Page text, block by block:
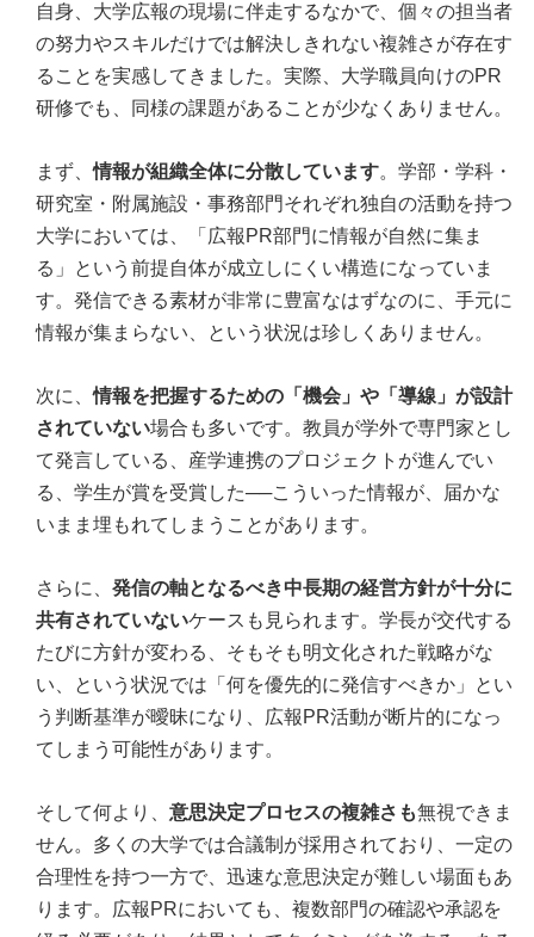
自身、大学広報の現場に伴走するなかで、個々の担当者
の努力やスキルだけでは解決しきれない複雑さが存在す
ることを実感してきました。実際、大学職員向けのPR
研修でも、同様の課題があることが少なくありません。
まず、情報が組織全体に分散しています。学部・学科・
研究室・附属施設・事務部門それぞれ独自の活動を持つ
大学においては、「広報PR部門に情報が自然に集ま
る」という前提自体が成立しにくい構造になっていま
す。発信できる素材が非常に豊富なはずなのに、手元に
情報が集まらない、という状況は珍しくありません。
次に、情報を把握するための「機会」や「導線」が設計
されていない場合も多いです。教員が学外で専門家とし
て発言している、産学連携のプロジェクトが進んでい
る、学生が賞を受賞した──こういった情報が、届かな
いまま埋もれてしまうことがあります。
さらに、 発信の軸となるべき中長期の経営方針が十分に
共有されていないケースも見られます。学長が交代する
たびに方針が変わる、そもそも明文化された戦略がな
い、という状況では「何を優先的に発信すべきか」とい
う判断基準が曖昧になり、広報PR活動が断片的になっ
てしまう可能性があります。
そして何より、 意思決定プロセスの複雑さも無視できま
せん。多くの大学では合議制が採用されており、一定の
合理性を持つ一方で、迅速な意思決定が難しい場面もあ
ります。広報PRにおいても、複数部門の確認や承認を